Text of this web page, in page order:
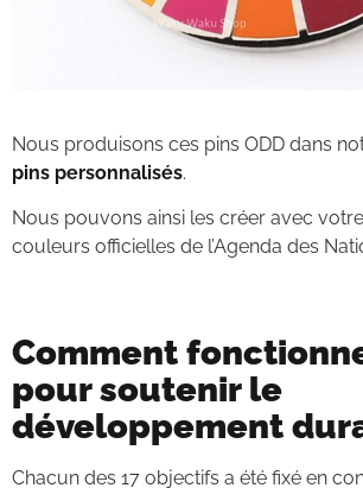
Nous produisons ces pins ODD dans
pins personnalisés.
Nous pouvons ainsi les créer avec
couleurs officielles de l’Agenda des
Comment
pour soutenir le
développement
Chacun des 17 objectifs a été fixé en